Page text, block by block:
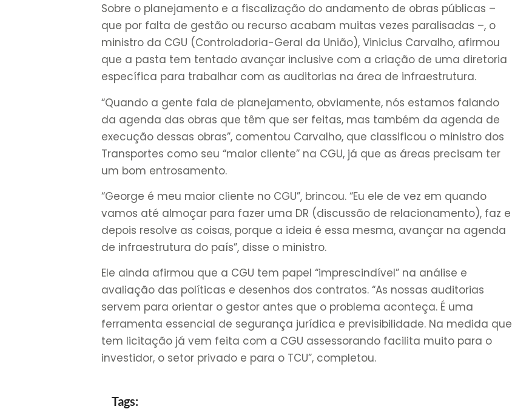
Sobre o planejamento e a fiscalização do andamento de obras públicas –
que por falta de gestão ou recurso acabam muitas vezes paralisadas –, o
ministro da CGU (Controladoria-Geral da União), Vinicius Carvalho, afirmou
que a pasta tem tentado avançar inclusive com a criação de uma diretoria
específica para trabalhar com as auditorias na área de infraestrutura.
“Quando a gente fala de planejamento, obviamente, nós estamos falando
da agenda das obras que têm que ser feitas, mas também da agenda de
execução dessas obras”, comentou Carvalho, que classificou o ministro dos
Transportes como seu “maior cliente” na CGU, já que as áreas precisam ter
um bom entrosamento.
“George é meu maior cliente no CGU”, brincou. “Eu ele de vez em quando
vamos até almoçar para fazer uma DR (discussão de relacionamento), faz e
depois resolve as coisas, porque a ideia é essa mesma, avançar na agenda
de infraestrutura do país”, disse o ministro.
Ele ainda afirmou que a CGU tem papel “imprescindível” na análise e
avaliação das políticas e desenhos dos contratos. “As nossas auditorias
servem para orientar o gestor antes que o problema aconteça. É uma
ferramenta essencial de segurança jurídica e previsibilidade. Na medida que
tem licitação já vem feita com a CGU assessorando facilita muito para o
investidor, o setor privado e para o TCU”, completou.
Tags: